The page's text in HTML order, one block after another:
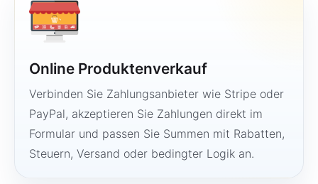
Online Produktenverkauf
Verbinden Sie Zahlungsanbieter wie Stripe oder
PayPal, akzeptieren Sie Zahlungen direkt im
Formular und passen Sie Summen mit Rabatten,
Steuern, Versand oder bedingter Logik an.